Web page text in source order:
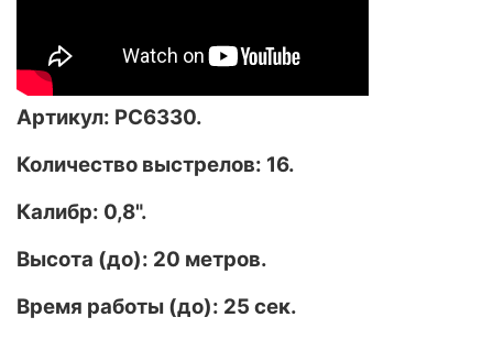
Артикул: РС6330.
Количество выстрелов: 16.
Калибр: 0,8".
Высота (до): 20 метров.
Время работы (до): 25 сек.